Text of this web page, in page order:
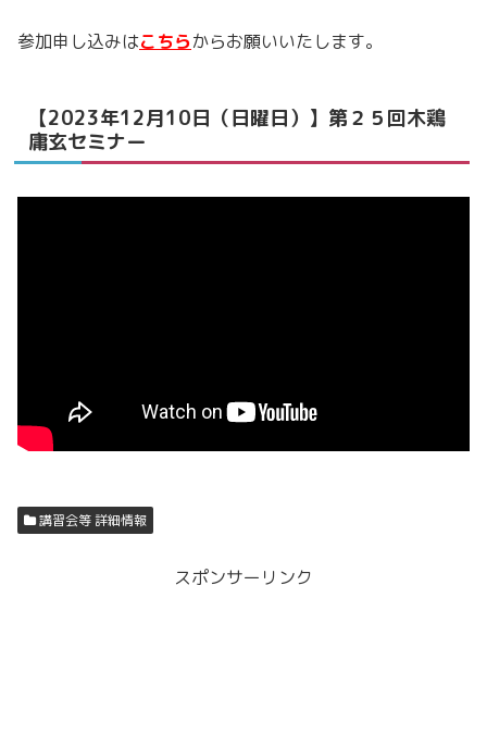
参加申し込みはこちらからお願いいたします。
【2023年12月10日（日曜日）】第２５回木鶏
庸玄セミナー
講習会等 詳細情報
スポンサーリンク